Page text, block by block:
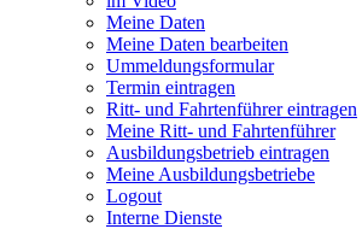
Meine Daten
Meine Daten bearbeiten
Ummeldungsformular
Termin eintragen
Ritt- und Fahrtenführer eintragen
Meine Ritt- und Fahrtenführer
Ausbildungsbetrieb eintragen
Meine Ausbildungsbetriebe
Logout
Interne Dienste